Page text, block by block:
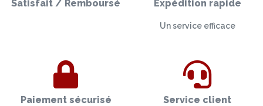
Satisfait / Remboursé Expédition rapide
Un service efficace
Paiement sécurisé Service client